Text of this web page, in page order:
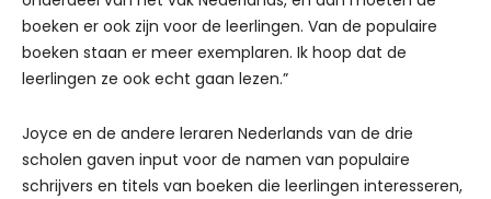
boeken er ook zijn voor de leerlingen. Van de populaire
boeken staan er meer exemplaren. Ik hoop dat de
leerlingen ze ook echt gaan lezen.”
Joyce en de andere leraren Nederlands van de drie
scholen gaven input voor de namen van populaire
schrijvers en titels van boeken die leerlingen interesseren,